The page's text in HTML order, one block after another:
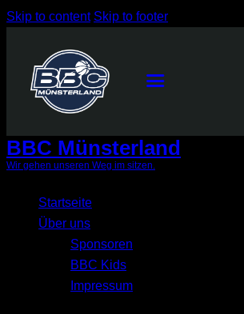
Skip to content Skip to footer
BBC Münsterland
Wir gehen unseren Weg im sitzen.
Startseite
Über uns
Sponsoren
BBC Kids
Impressum